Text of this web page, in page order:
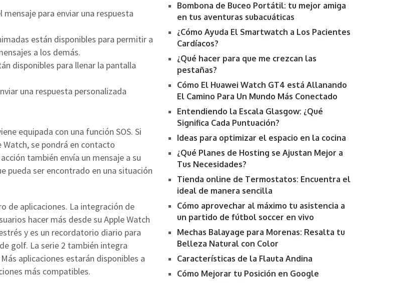
para enviar una respuesta
están disponibles para permitir a
a los demás.
disponibles para llenar la pantalla
una respuesta personalizada
equipada con una función SOS. Si
se pondrá en contacto
también envía un mensaje a su
pueda ser encontrado en una situación
de aplicaciones. La integración de
hacer más desde su Apple Watch
y es un recordatorio diario para
golf. La serie 2 también integra
aplicaciones estarán disponibles a
más compatibles.
Bombona de Buceo Portátil: tu mejor amiga
en tus aventuras subacuáticas
¿Cómo Ayuda El Smartwatch a Los Pacientes
Cardíacos?
¿Qué hacer para que me crezcan las
pestañas?
Cómo El Huawei Watch GT4 está Allanando
El Camino Para Un Mundo Más Conectado
Entendiendo la Escala Glasgow: ¿Qué
Significa Cada Puntuación?
Ideas para optimizar el espacio en la cocina
¿Qué Planes de Hosting se Ajustan Mejor a
Tus Necesidades?
Tienda online de Termostatos: Encuentra el
ideal de manera sencilla
Cómo aprovechar al máximo tu asistencia a
un partido de fútbol soccer en vivo
Mechas Balayage para Morenas: Resalta tu
Belleza Natural con Color
Características de la Flauta Andina
Cómo Mejorar tu Posición en Google